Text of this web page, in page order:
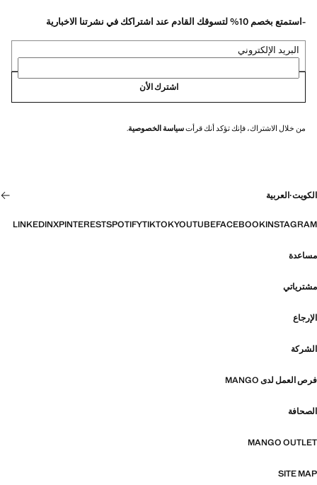
-استمتع بخصم 10% لتسوقك القادم عند اشتراكك في نشرتنا الاخبارية
البريد الإلكتروني
اشترك الأن
من خلال الاشتراك، فإنك تؤكد أنك قرأتسياسة الخصوصية.
الكويت·العربية
INSTAGRAM
FACEBOOK
YOUTUBE
TIKTOK
SPOTIFY
PINTEREST
X
LINKEDIN
مساعدة
مشترياتي
الإرجاع
الشركة
فرص العمل لدى MANGO
الصحافة
MANGO OUTLET
SITE MAP